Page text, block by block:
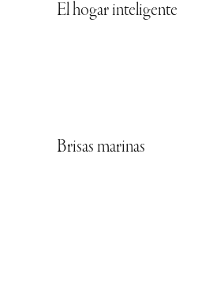
El hogar inteligente
Brisas marinas